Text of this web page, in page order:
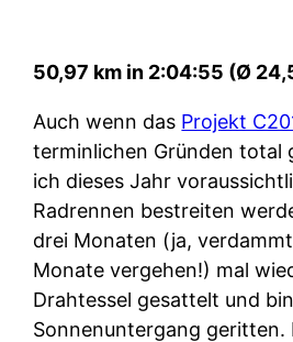
50,97 km in 2:04:55 (Ø
Auch wenn das Projekt
terminlichen Gründen total
ich dieses Jahr
Radrennen bestreiten
drei Monaten (ja,
Monate vergehen!) mal
Drahtessel gesattelt und
Sonnenuntergang geritten.